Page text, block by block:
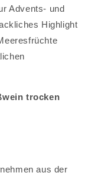
Advents- und
Highlight
trocken
aus der